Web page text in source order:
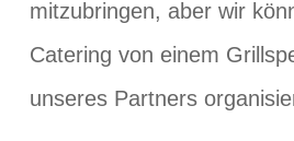
mitzubringen, aber wir
Catering von einem
unseres Partners